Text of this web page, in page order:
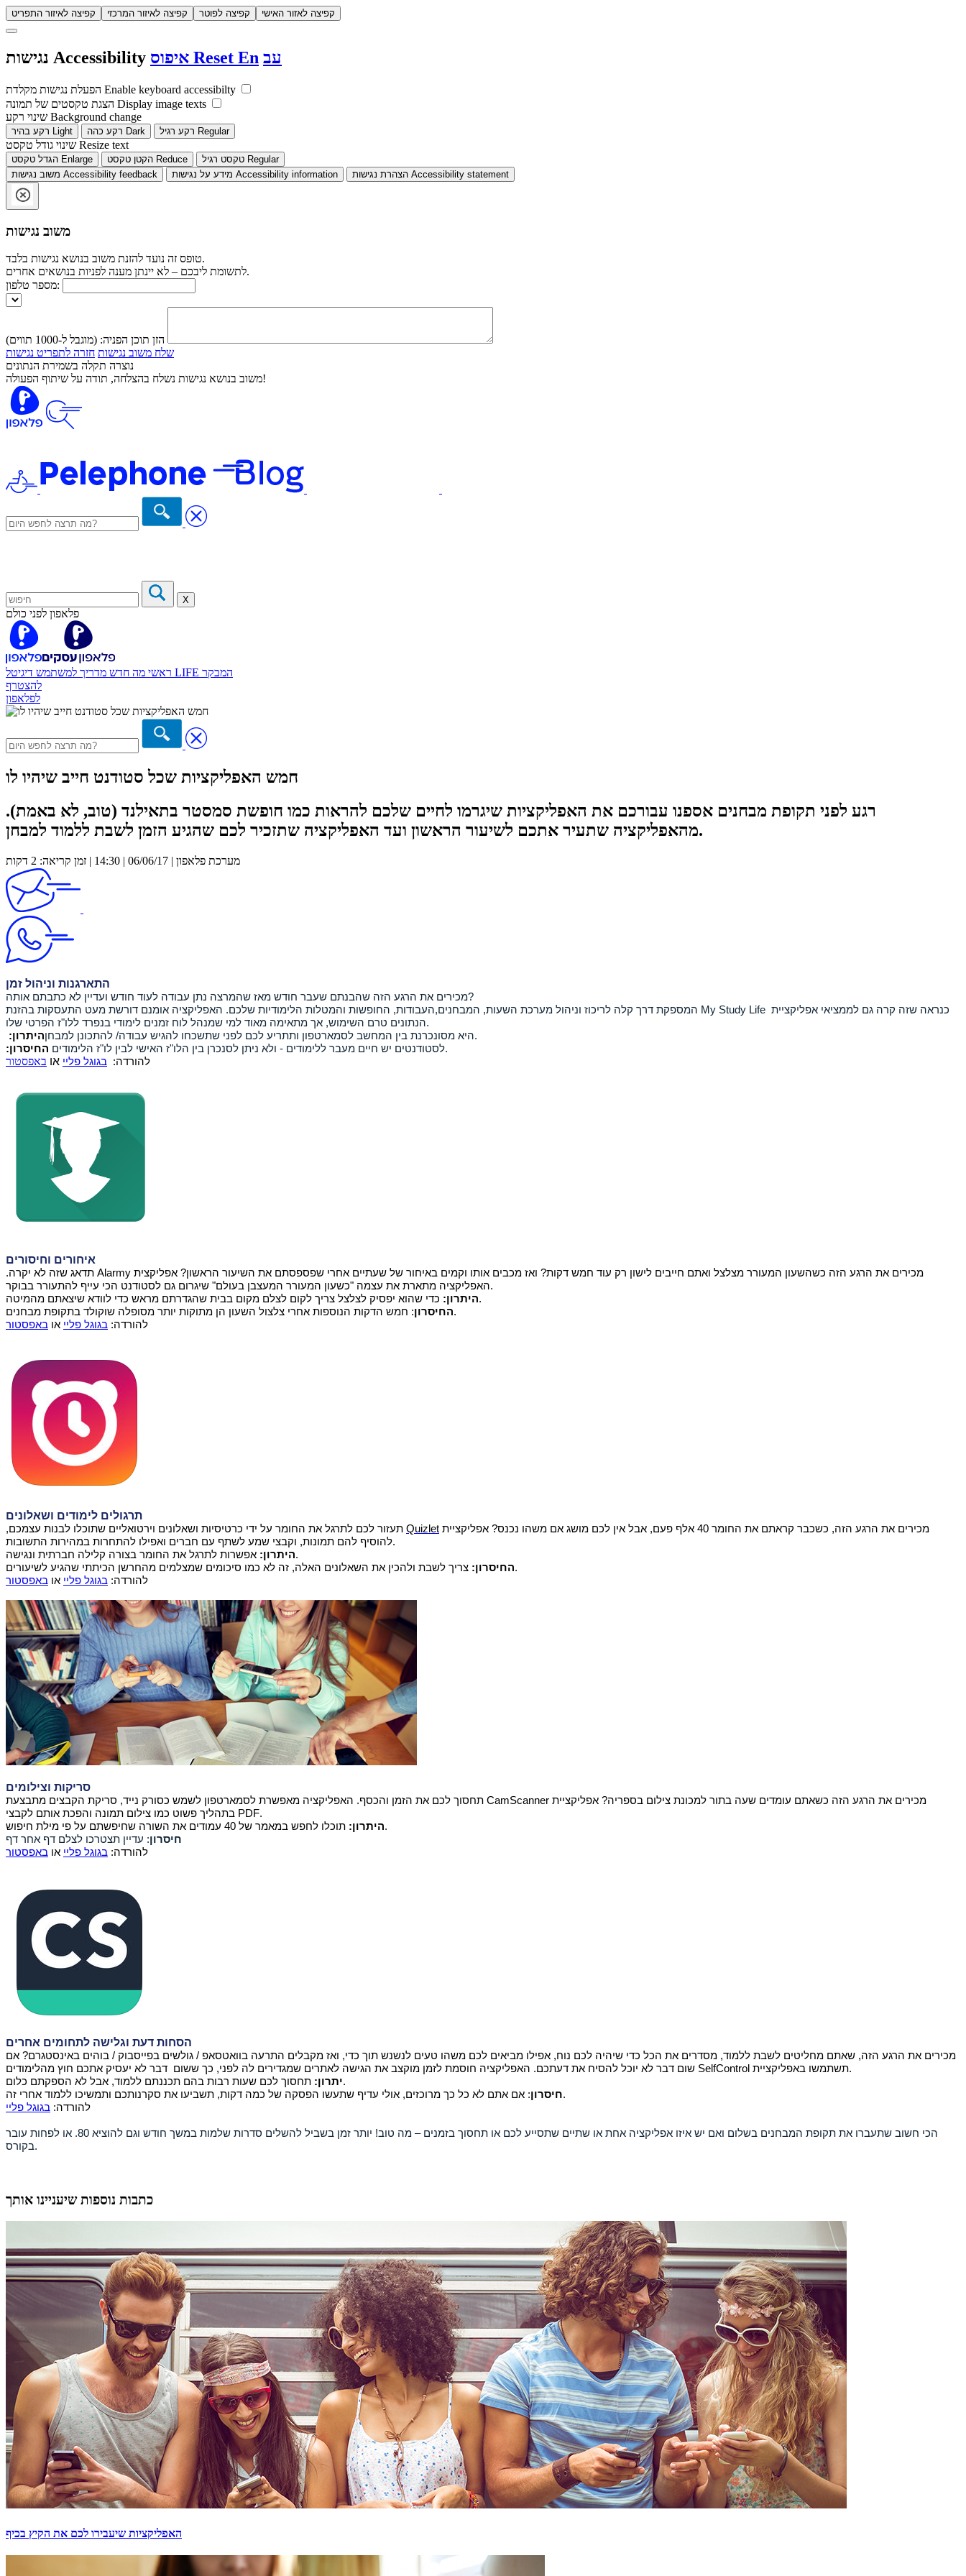
קפיצה לאיזור התפריט קפיצה לאיזור המרכזי קפיצה לפוטר קפיצה לאזור האישי
Accessibility Reset En עב
Enable keyboard accessibilty
Display image texts
Background change
Light Dark Regular
Resize text
Enlarge Reduce
Regular
Accessibility feedback Accessibility information Accessibility statement
משוב נגישות
טופס זה נועד להזנת משוב בנושא נגישות בלבד.
לתשומת ליבכם – לא יינתן מענה לפניות בנושאים אחרים.
מספר טלפון:
הזן תוכן הפניה: (מוגבל ל-1000 תווים)
שלח משוב נגישות חזרה לתפריט נגישות
נוצרה תקלה בשמירת הנתונים
משוב בנושא נגישות נשלח בהצלחה, תודה על שיתוף הפעולה!
X
פלאפון לפני כולם
ראשי מה חדש מדריך למשתמש דיגיטל LIFE המבקר
להצטרף
לפלאפון
חמש האפליקציות שכל סטודנט חייב שיהיו לו
רגע לפני תקופת מבחנים אספנו עבורכם את האפליקציות שיגרמו לחיים שלכם להראות כמו חופשת סמסטר בתאילנד (טוב, לא באמת).
מהאפליקציה שתעיר אתכם לשיעור הראשון ועד האפליקציה שתזכיר לכם שהגיע הזמן לשבת ללמוד למבחן.
מערכת פלאפון | 06/06/17 | 14:30 | זמן קריאה: 2 דקות
התארגנות וניהול זמן
מכירים את הרגע הזה שהבנתם שעבר חודש מאז שהמרצה נתן עבודה לעוד חודש ועדיין לא כתבתם אותה?
כנראה שזה קרה גם לממציאי אפליקציית My Study Life המספקת דרך קלה לריכוז וניהול מערכת השעות, המבחנים,העבודות, החופשות והמטלות הלימודיות שלכם. האפליקציה אומנם דורשת מעט התעסקות בהזנת
הנתונים טרם השימוש, אך מתאימה מאוד למי שמנהל לוח זמנים לימודי בנפרד ללו"ז הפרטי שלו.
היתרון:
היא מסונכרנת בין המחשב לסמארטפון ותתריע לכם לפני שתשכחו להגיש עבודה/ להתכונן למבחן.
החיסרון:
לסטודנטים יש חיים מעבר ללימודים - ולא ניתן לסנכרן בין הלו"ז האישי לבין לו"ז הלימודים.
להורדה:
בגוגל פליי או באפסטור
איחורים וחיסורים
מכירים את הרגע הזה כשהשעון המעורר מצלצל ואתם חייבים לישון רק עוד חמש דקות? ואז מכבים אותו וקמים באיחור של שעתיים אחרי שפספסתם את השיעור הראשון? אפליקצית Alarmy תדאג שזה לא יקרה.
האפליקציה מתארת את עצמה "כשעון המעורר המעצבן בעולם" שיגרום גם לסטודנט הכי עייף להתעורר בבוקר.
היתרון:כדי שהוא יפסיק לצלצל צריך לקום לצלם מקום בבית שהגדרתם מראש כדי לוודא שיצאתם מהמיטה.
החיסרון: חמש הדקות הנוספות אחרי צלצול השעון הן מתוקות יותר מסופלה שוקולד בתקופת מבחנים.
להורדה: בגוגל פליי או באפסטור
תרגולים לימודים ושאלונים
מכירים את הרגע הזה, כשכבר קראתם את החומר 40 אלף פעם, אבל אין לכם מושג אם משהו נכנס? אפליקציית
Quizlet תעזור לכם לתרגל את החומר על ידי כרטיסיות ושאלונים וירטואליים שתוכלו לבנות עצמכם,
להוסיף להם תמונות, וקבצי שמע לשתף עם חברים ואפילו להתחרות במהירות התשובות.
היתרון:אפשרות לתרגל את החומר בצורה קלילה חברתית ונגישה.
החיסרון:צריך לשבת ולהכין את השאלונים האלה, זה לא כמו סיכומים שמצלמים מהחרשן הכיתתי שהגיע לשיעורים.
להורדה: בגוגל פליי או באפסטור
סריקות וצילומים
מכירים את הרגע הזה כשאתם עומדים שעה בתור למכונת צילום בספריה? אפליקציית CamScanner תחסוך לכם את הזמן והכסף. האפליקציה מאפשרת לסמארטפון לשמש כסורק נייד, סריקת הקבצים מתבצעת
PDF.
היתרון:תוכלו לחפש במאמר של 40 עמודים את השורה שחיפשתם על פי מילת חיפוש.
חיסרון: עדיין תצטרכו לצלם דף אחר דף
להורדה: בגוגל פליי או באפסטור
מכירים את הרגע הזה, שאתם מחליטים לשבת ללמוד, מסדרים את הכל כדי שיהיה לכם נוח, אפילו מביאים לכם משהו טעים לנשנש תוך כדי, ואז מקבלים התרעה בוואטסאפ / גולשים בפייסבוק / בוהים באינסטגרם? אם
תשתמשו באפליקציית SelfControl שום דבר לא יוכל
להסיח את דעתכם. האפליקציה חוסמת לזמן מוקצב את הגישה לאתרים שמגדירים לה לפני, כך ששום דבר לא יעסיק אתכם חוץ מהלימודים.
יתרון:תחסוך לכם שעות רבות בהם תכננתם ללמוד, אבל לא הספקתם כלום.
חיסרון: אם אתם לא כל כך מרוכזים, אולי עדיף שתעשו הפסקה של כמה דקות, תשביעו את סקרנותכם ותמשיכו ללמוד אחרי זה.
להורדה: בגוגל פליי
הכי חשוב שתעברו את תקופת המבחנים בשלום ואם יש איזו אפליקציה אחת או שתיים שתסייע לכם או תחסוך בזמנים – מה טוב! יותר זמן בשביל להשלים סדרות שלמות במשך חודש וגם להוציא 80. או לפחות עובר
בקורס.
כתבות נוספות שיעניינו אותך
האפליקציות שיעבירו לכם את הקיץ בכיף